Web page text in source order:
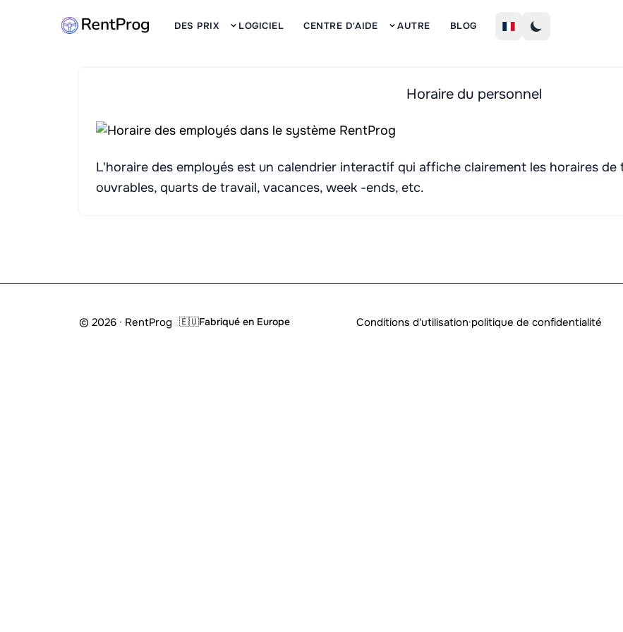
DES PRIX LOGICIEL CENTRE D'AIDE AUTRE BLOG
Horaire du personnel
L'horaire des employés est un calendrier interactif qui affiche clairement les horaires
ouvrables, quarts de travail, vacances, week -ends, etc.
© 2026 · RentProg 🇪🇺Fabriqué en Europe Conditions d'utilisation·politique de confidentialité